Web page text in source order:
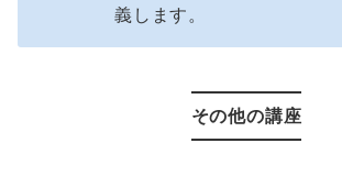
義します。
その他の講座